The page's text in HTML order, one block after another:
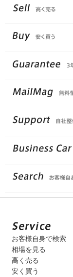
お客様自身で検索
相場を見る
高く売る
安く買う